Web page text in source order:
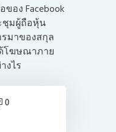
อง Facebook
ชุมผู้ถือหุ้น
มาของสกุล
ด้โฆษณาภาย
งไร
0